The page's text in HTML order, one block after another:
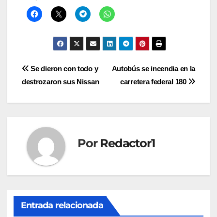
Navegación
Autobús se incendia en la
carretera federal 180
Se dieron con todo y
destrozaron sus Nissan
Por Redactor1
Entrada relacionada